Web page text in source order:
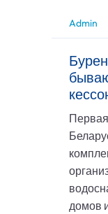
Admin
домов